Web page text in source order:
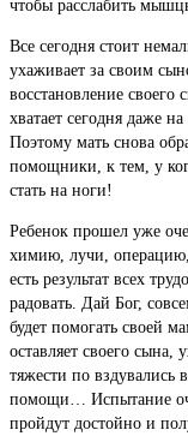
чтобы расслабить
Все сегодня стоит
ухаживает за своим
восстановление
хватает сегодня даже
Поэтому мать снова
помощники, к тем, у
стать на ноги!
Ребенок прошел уже
химию, лучи, операцию,
есть результат всех
радовать. Дай Бог,
будет помогать своей
оставляет своего
тяжести по вздувались
помощи… Испытание
пройдут достойно и